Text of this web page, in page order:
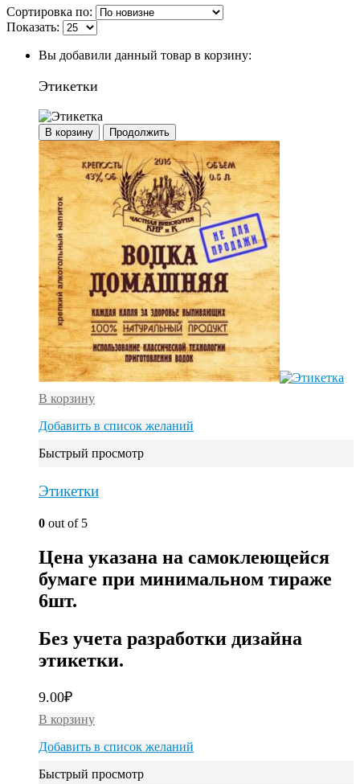
Сортировка по:
Показать:
Вы добавили данный товар в корзину:
Этикетки
В корзину Продолжить
В корзину
Добавить в список желаний
Быстрый просмотр
Этикетки
0 out of 5
Цена указана на самоклеющейся
бумаге при минимальном тираже
6шт.
Без учета разработки дизайна
этикетки.
9.00₽
В корзину
Добавить в список желаний
Быстрый просмотр